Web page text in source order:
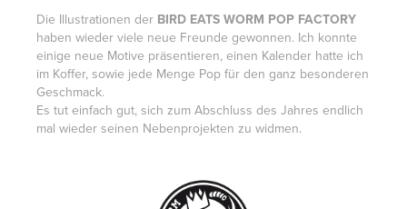
Die Illustrationen der BIRD EATS WORM POP FACTORY
haben wieder viele neue Freunde gewonnen. Ich konnte
einige neue Motive präsentieren, einen Kalender hatte ich
im Koffer, sowie jede Menge Pop für den ganz besonderen
Geschmack.
Es tut einfach gut, sich zum Abschluss des Jahres endlich
mal wieder seinen Nebenprojekten zu widmen.